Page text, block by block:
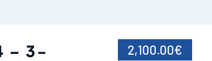
– 3-
2,100.00€